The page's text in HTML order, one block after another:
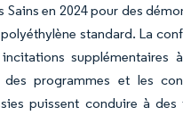
en 2024 pour des
standard. La
supplémentaires
programmes et les
puissent conduire à des